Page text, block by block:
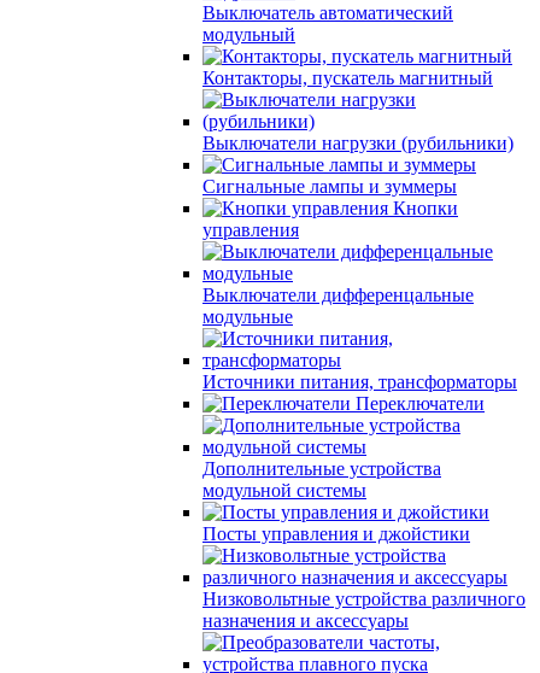
Выключатель автоматический
модульный
Контакторы, пускатель магнитный
Выключатели нагрузки (рубильники)
Сигнальные лампы и зуммеры
Кнопки
управления
Выключатели дифференцальные
модульные
Источники питания, трансформаторы
Переключатели
Дополнительные устройства
модульной системы
Посты управления и джойстики
Низковольтные устройства различного
назначения и аксессуары